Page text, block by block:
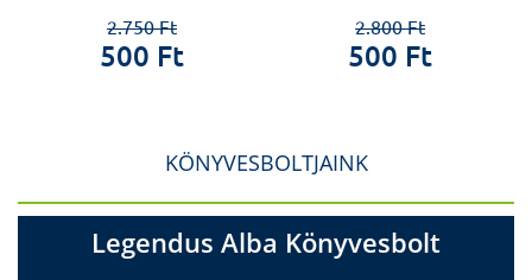
2.750 Ft
500 Ft
2.800 Ft
500 Ft
KÖNYVESBOLTJAINK
Legendus Alba Könyvesbolt